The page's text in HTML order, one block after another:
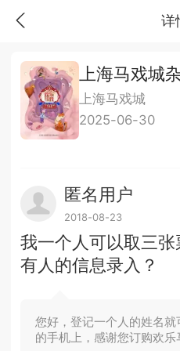
详
上海马戏城
上海马戏城
2025-06-30
匿名用户
2018-08-23
我一个人可以取三
有人的信息录入？
您好，登记一个人的姓名
的手机上，感谢您订购欢乐